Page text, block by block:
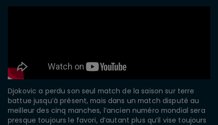
Djokovic a perdu son seul match de la saison sur terre
battue jusqu’à présent, mais dans un match disputé au
meilleur des cinq manches, l’ancien numéro mondial sera
presque toujours le favori, d’autant plus qu’il vise toujours